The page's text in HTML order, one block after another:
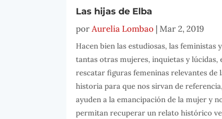
Las hijas de Elba
porAurelia Lombao |Mar 2, 2019
Hacen bien las estudiosas, las feministas y
tantas otras mujeres, inquietas y lúcidas,
rescatar figuras femeninas relevantes de
historia para que nos sirvan de referencia,
ayuden a la emancipación de la mujer y
permitan recuperar un relato histórico